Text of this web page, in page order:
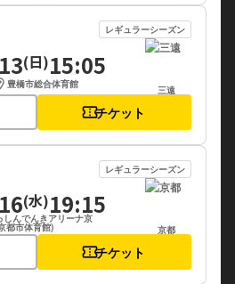
レギュラーシーズン
(日)15:05
豊橋市総合体育館 三遠
confirmation_numberチケット
レギュラーシーズン
(水)19:15
しんでんきアリーナ京
都市体育館) 京都
confirmation_numberチケット